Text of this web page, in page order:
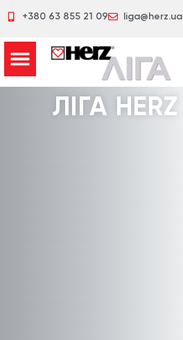
+380 63 855 21 09 liga@herz.ua
ЛІГА HERZ